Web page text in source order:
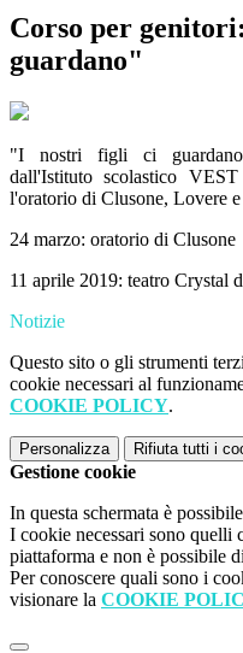
Corso per
guardano"
"I nostri figli ci
dall'Istituto scolastico
l'oratorio di Clusone, Lovere
24 marzo: oratorio di Clusone
11 aprile 2019: teatro Crystal
Notizie
Questo sito o gli strumenti
cookie necessari al
COOKIE POLICY.
Personalizza Rifiuta tutti i
Gestione cookie
In questa schermata è
I cookie necessari sono quelli
piattaforma e non è possibile
Per conoscere quali sono i
visionare la COOKIE